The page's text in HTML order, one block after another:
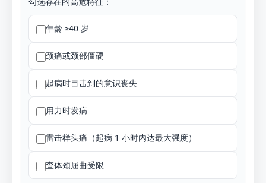
年龄 ≥40 岁
颈痛或颈部僵硬
起病时目击到的意识丧失
用力时发病
雷击样头痛（起病 1 小时内达最大强度）
查体颈屈曲受限